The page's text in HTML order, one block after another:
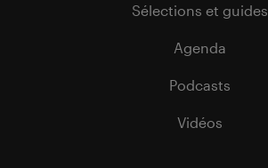
Sélections et guides
Agenda
Podcasts
Vidéos